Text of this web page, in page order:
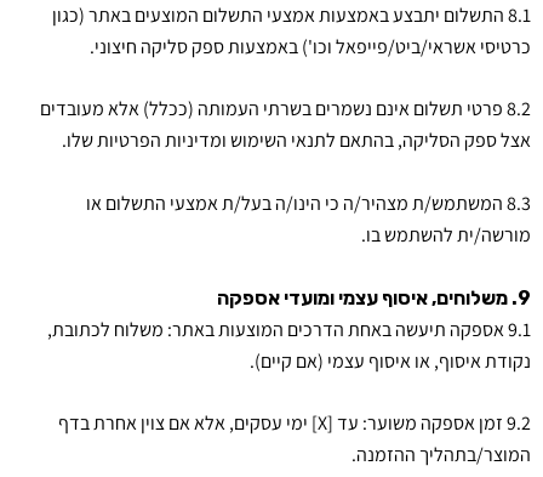
8.1 התשלום יתבצע באמצעות אמצעי התשלום המוצעים באתר (כגון
כרטיסי אשראי/ביט/פייפאל וכו') באמצעות ספק סליקה חיצוני.
8.2 פרטי תשלום אינם נשמרים בשרתי העמותה (ככלל) אלא מעובדים
אצל ספק הסליקה, בהתאם לתנאי השימוש ומדיניות הפרטיות שלו.
8.3 המשתמש/ת מצהיר/ה כי הינו/ה בעל/ת אמצעי התשלום או
מורשה/ית להשתמש בו.
9. משלוחים, איסוף עצמי ומועדי אספקה
9.1 אספקה תיעשה באחת הדרכים המוצעות באתר: משלוח לכתובת,
נקודת איסוף, או איסוף עצמי (אם קיים).
9.2 זמן אספקה משוער: עד [X] ימי עסקים, אלא אם צוין אחרת בדף
המוצר/בתהליך ההזמנה.